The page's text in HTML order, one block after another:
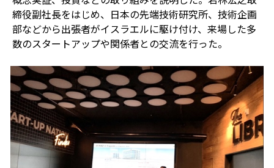
締役副社長をはじめ、日本の先端技術研究所、技術企画
部などから出張者がイスラエルに駆け付け、来場した多
数のスタートアップや関係者との交流を行った。